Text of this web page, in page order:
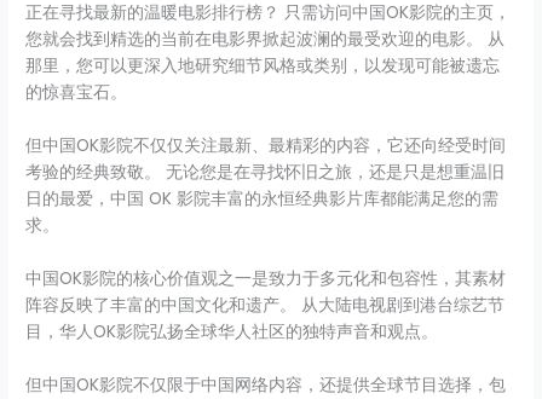
正在寻找最新的温暖电影排行榜？ 只需访问中国OK影院的主页，
您就会找到精选的当前在电影界掀起波澜的最受欢迎的电影。 从
那里，您可以更深入地研究细节风格或类别，以发现可能被遗忘
的惊喜宝石。
但中国OK影院不仅仅关注最新、最精彩的内容，它还向经受时间
考验的经典致敬。 无论您是在寻找怀旧之旅，还是只是想重温旧
日的最爱，中国 OK 影院丰富的永恒经典影片库都能满足您的需
求。
中国OK影院的核心价值观之一是致力于多元化和包容性，其素材
阵容反映了丰富的中国文化和遗产。 从大陆电视剧到港台综艺节
目，华人OK影院弘扬全球华人社区的独特声音和观点。
但中国OK影院不仅限于中国网络内容，还提供全球节目选择，包